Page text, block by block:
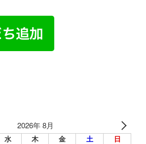
2026年 8月
水 木 金 土 日